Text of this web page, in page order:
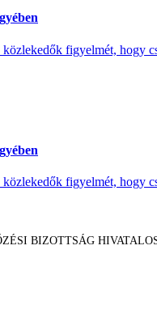
figyelmét, hogy
figyelmét, hogy
BIZOTTSÁG